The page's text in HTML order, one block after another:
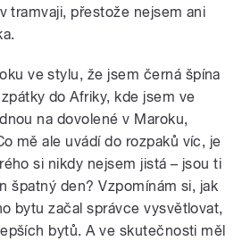
tramvaji, přestože nejsem ani
ve stylu, že jsem černá špína
do Afriky, kde jsem ve
na dovolené v Maroku,
mě ale uvádí do rozpaků víc, je
si nikdy nejsem jistá – jsou ti
špatný den? Vzpomínám si, jak
bytu začal správce vysvětlovat,
bytů. A ve skutečnosti měl